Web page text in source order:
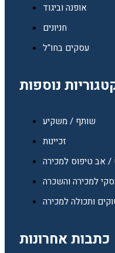
אופנה וביגוד
חניונים
עסקים בחו"ל
נוספות
שותף / משקיע
זכיינות
/ אב טיפוס למכירה
למכירה והשכרה
ותכולה למכירה
כתבות אחרונות